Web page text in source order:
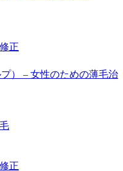
正
） – 女性のための薄毛治
正